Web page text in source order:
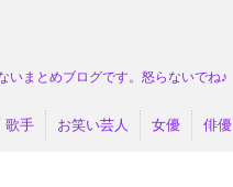
いまとめブログです。怒らないでね♪
歌手 お笑い芸人 女優 俳優